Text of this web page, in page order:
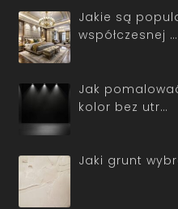
Jakie są
współczesnej …
Jak
kolor bez utr…
Jaki grunt